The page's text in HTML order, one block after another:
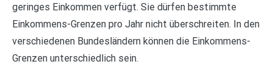
geringes Einkommen verfügt. Sie dürfen bestimmte
Einkommens-Grenzen pro Jahr nicht überschreiten. In den
verschiedenen Bundesländern können die Einkommens-
Grenzen unterschiedlich sein.